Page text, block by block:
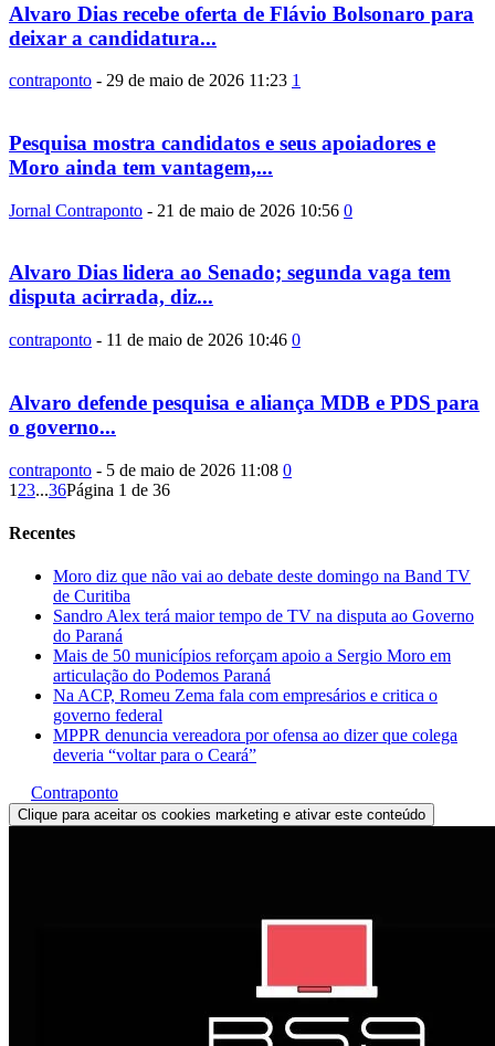
Alvaro Dias recebe oferta de Flávio Bolsonaro para
deixar a candidatura...
contraponto - 29 de maio de 2026 11:23 1
Pesquisa mostra candidatos e seus apoiadores e
Moro ainda tem vantagem,...
Jornal Contraponto - 21 de maio de 2026 10:56 0
Alvaro Dias lidera ao Senado; segunda vaga tem
disputa acirrada, diz...
contraponto - 11 de maio de 2026 10:46 0
Alvaro defende pesquisa e aliança MDB e PDS para
o governo...
contraponto - 5 de maio de 2026 11:08 0
1 23...36Página 1 de 36
Recentes
Moro diz que não vai ao debate deste domingo na Band TV
de Curitiba
Sandro Alex terá maior tempo de TV na disputa ao Governo
do Paraná
Mais de 50 municípios reforçam apoio a Sergio Moro em
articulação do Podemos Paraná
Na ACP, Romeu Zema fala com empresários e critica o
governo federal
MPPR denuncia vereadora por ofensa ao dizer que colega
deveria “voltar para o Ceará”
Contraponto
Clique para aceitar os cookies marketing e ativar este conteúdo